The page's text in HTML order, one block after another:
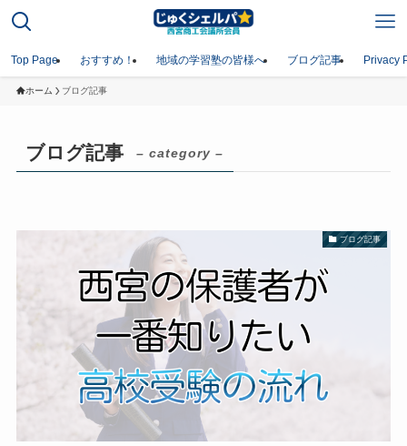
Top Page おすすめ！ 地域の学習塾の皆様へ ブログ記事 Privacy
ホーム ブログ記事
ブログ記事 – category –
ブログ記事